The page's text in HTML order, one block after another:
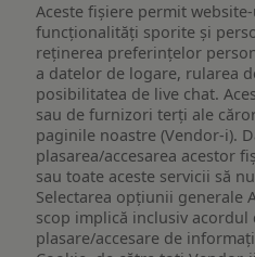
Aceste fișiere permit
funcționalități sporite și
reţinerea preferinţelor
a datelor de logare, rularea
posibilitatea de live chat.
sau de furnizori terți ale
paginile noastre (Vendor-i).
plasarea/accesarea acestor
sau toate aceste servicii să
Selectarea opțiunii generale
scop implică inclusiv acordul
plasare/accesare de